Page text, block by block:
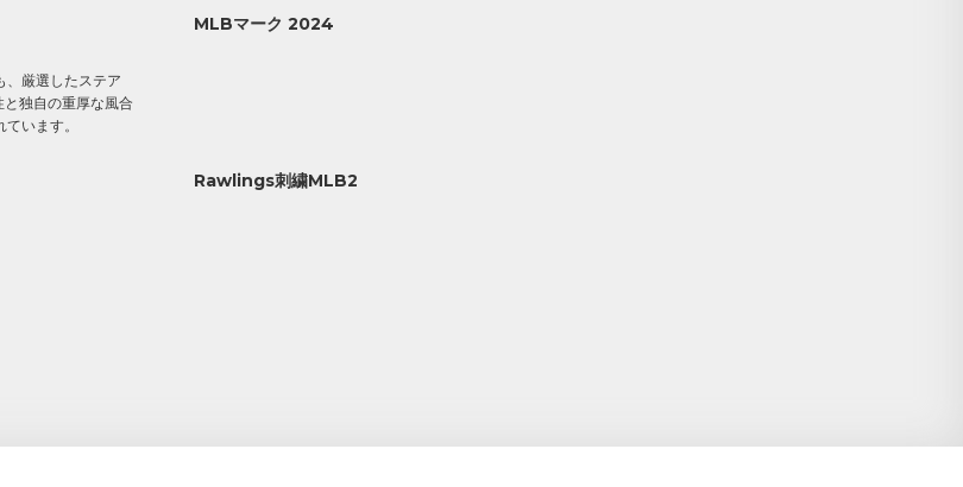
、厳選したステア
独自の重厚な風合
います。
MLBマーク 2024
Rawlings刺繍MLB2